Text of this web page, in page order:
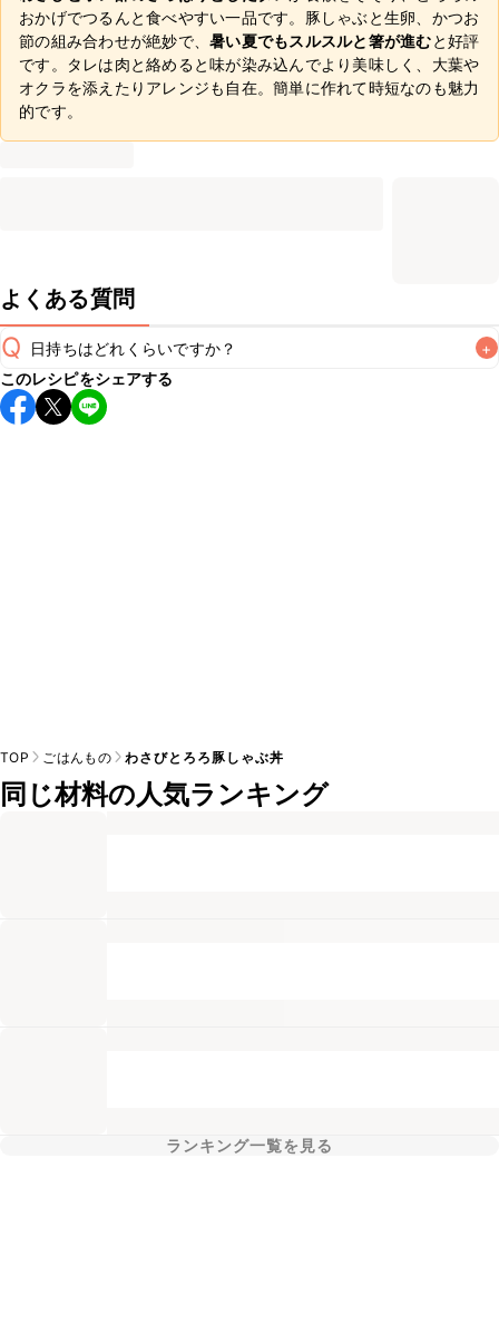
おかげでつるんと食べやすい一品です。豚しゃぶと生卵、かつお
節の組み合わせが絶妙で、 暑い夏でもスルスルと箸が進むと好評
です。タレは肉と絡めると味が染み込んでより美味しく、大葉や
オクラを添えたりアレンジも自在。簡単に作れて時短なのも魅力
的です。
よくある質問
Q 日持ちはどれくらいですか？ +
こちらのレシピは出来たてをお召し上がりいただくことをお
すすめします。
このレシピをシェアする
TOP ごはんもの わさびとろろ豚しゃぶ丼
同じ材料の人気ランキング
ランキング一覧を見る